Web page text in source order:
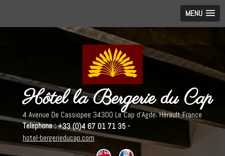
MENU
Hôtel la Bergerie du Cap
4 Avenue De Cassiopee 34300 Le Cap d'Agde,Hérault France
Telephone :+33 (0)4 67 01 71 35 -
hotel-bergerieducap.com